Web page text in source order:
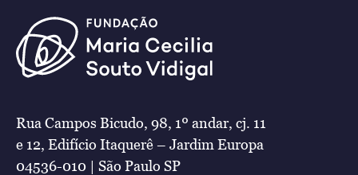
Rua Campos Bicudo, 98, 1º andar, cj. 11
e 12, Edifício Itaquerê – Jardim Europa
04536-010 | São Paulo SP